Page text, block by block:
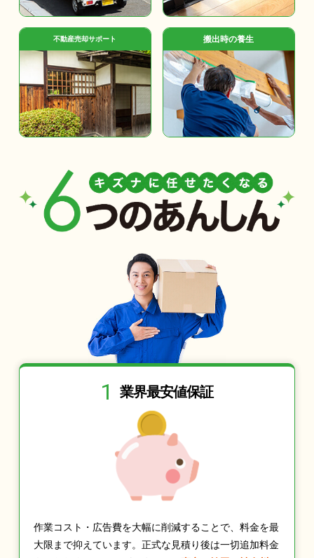
不動産売却サポート 搬出時の養生
1 業界最安値保証
作業コスト・広告費を大幅に削減することで、料金を最
大限まで抑えています。正式な見積り後は一切追加料金